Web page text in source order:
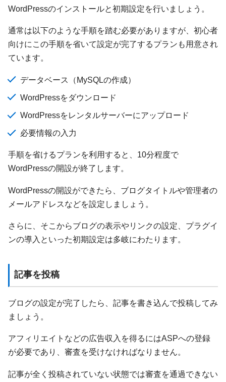
WordPressのインストールと初期設定を行いましょう。
通常は以下のような手順を踏む必要がありますが、初心者
向けにこの手順を省いて設定が完了するプランも用意され
ています。
データベース（MySQLの作成）
WordPressをダウンロード
WordPressをレンタルサーバーにアップロード
必要情報の入力
手順を省けるプランを利用すると、10分程度で
WordPressの開設が終了します。
WordPressの開設ができたら、ブログタイトルや管理者の
メールアドレスなどを設定しましょう。
さらに、そこからブログの表示やリンクの設定、プラグイ
ンの導入といった初期設定は多岐にわたります。
記事を投稿
ブログの設定が完了したら、記事を書き込んで投稿してみ
ましょう。
アフィリエイトなどの広告収入を得るにはASPへの登録
が必要であり、審査を受けなければなりません。
記事が全く投稿されていない状態では審査を通過できない